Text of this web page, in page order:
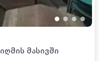
• •••
მასივში